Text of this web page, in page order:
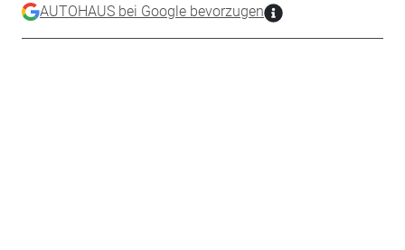
AUTOHAUS bei Google bevorzugen